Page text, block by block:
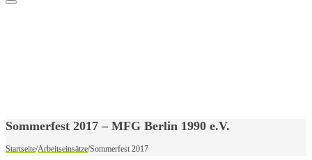
Sommerfest 2017 – MFG Berlin 1990 e.V.
Startseite/Arbeitseinsätze/Sommerfest 2017